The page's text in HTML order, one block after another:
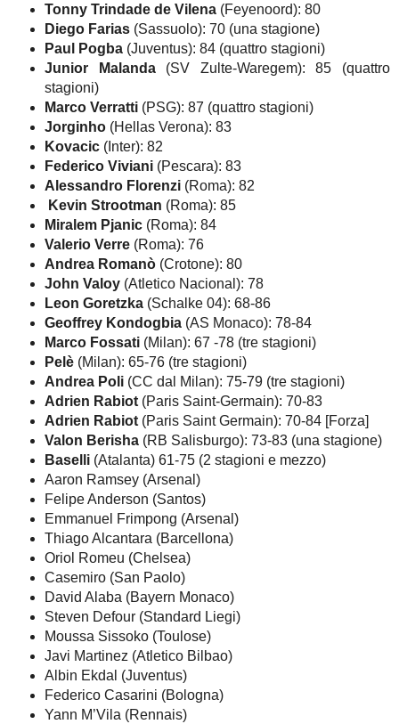
Tonny Trindade de Vilena (Feyenoord): 80
Diego Farias (Sassuolo): 70 (una stagione)
Paul Pogba (Juventus): 84 (quattro stagioni)
Junior Malanda(SV Zulte-Waregem): 85 (quattro
stagioni)
Marco Verratti (PSG): 87 (quattro stagioni)
Jorginho (Hellas Verona): 83
Kovacic (Inter): 82
Federico Viviani (Pescara): 83
Alessandro Florenzi (Roma): 82
Kevin Strootman (Roma): 85
Miralem Pjanic (Roma): 84
Valerio Verre (Roma): 76
Andrea Romanò (Crotone): 80
John Valoy (Atletico Nacional): 78
Leon Goretzka (Schalke 04): 68-86
Geoffrey Kondogbia (AS Monaco): 78-84
Marco Fossati (Milan): 67 -78 (tre stagioni)
Pelè (Milan): 65-76 (tre stagioni)
Andrea Poli (CC dal Milan): 75-79 (tre stagioni)
Adrien Rabiot (Paris Saint-Germain): 70-83
Adrien Rabiot (Paris Saint Germain): 70-84 [Forza]
Valon Berisha (RB Salisburgo): 73-83 (una stagione)
Baselli (Atalanta) 61-75 (2 stagioni e mezzo)
Aaron Ramsey (Arsenal)
Felipe Anderson (Santos)
Emmanuel Frimpong (Arsenal)
Thiago Alcantara (Barcellona)
Oriol Romeu (Chelsea)
Casemiro (San Paolo)
David Alaba (Bayern Monaco)
Steven Defour (Standard Liegi)
Moussa Sissoko (Toulose)
Javi Martinez (Atletico Bilbao)
Albin Ekdal (Juventus)
Federico Casarini (Bologna)
Yann M’Vila (Rennais)